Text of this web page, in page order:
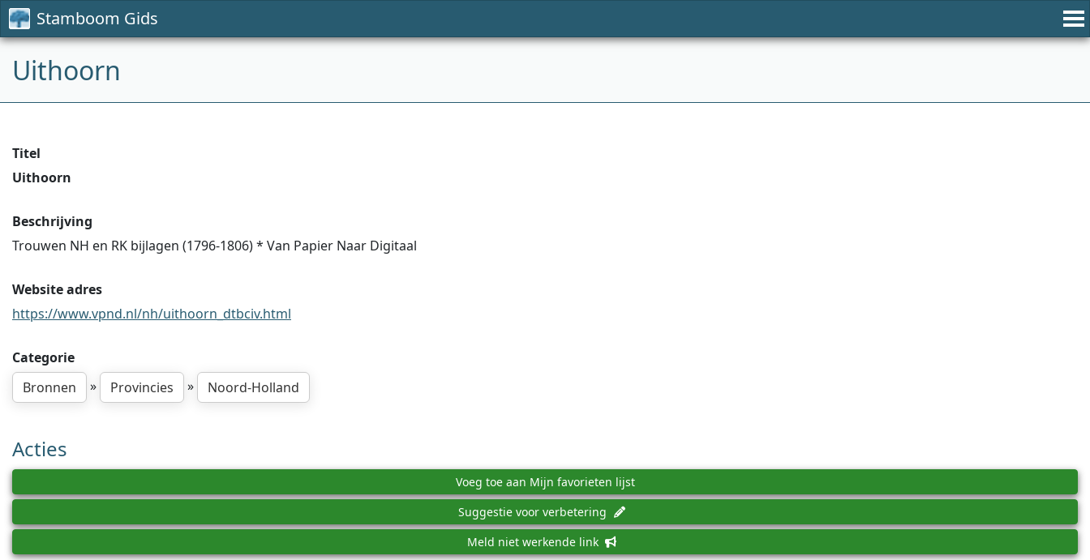
Stamboom Gids
Uithoorn
Titel
Uithoorn
Beschrijving
Trouwen NH en RK bijlagen (1796-1806) * Van Papier Naar Digitaal
Website adres
https://www.vpnd.nl/nh/uithoorn_dtbciv.html
Categorie
Bronnen
» Provincies » Noord-Holland
Acties
Voeg toe aan Mijn favorieten lijst
Suggestie voor verbetering
Meld niet werkende link